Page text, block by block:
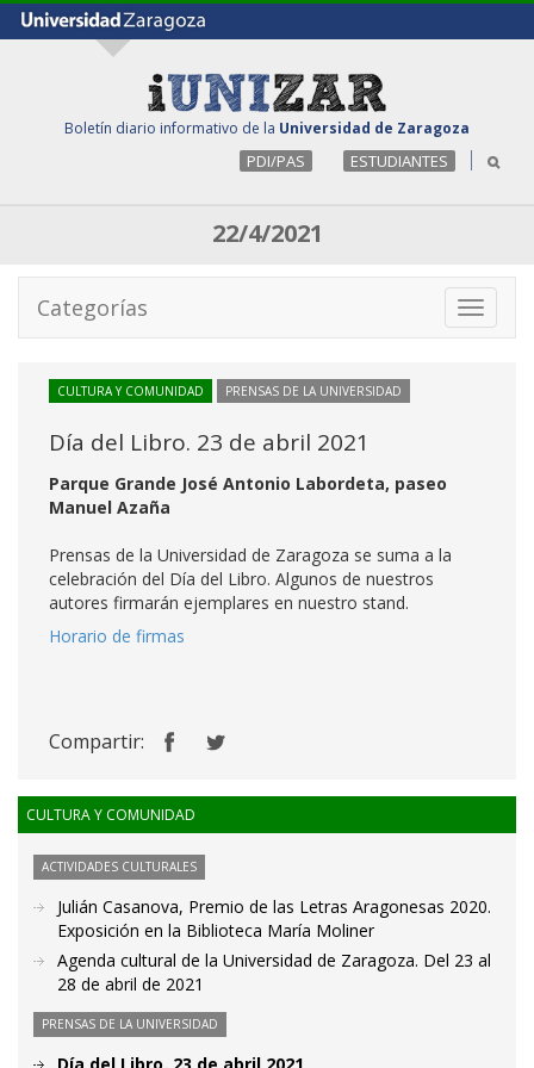
Boletín diario informativo de la Universidad de Zaragoza
PDI/PAS ESTUDIANTES
22/4/2021
Toggle
Categorías
CULTURA Y COMUNIDAD PRENSAS DE LA UNIVERSIDAD
Día del Libro. 23 de abril 2021
Parque Grande José Antonio Labordeta, paseo
Manuel Azaña
Prensas de la Universidad de Zaragoza se suma a la
celebración del Día del Libro. Algunos de nuestros
autores firmarán ejemplares en nuestro stand.
Horario de firmas
Compartir:
CULTURA Y COMUNIDAD
ACTIVIDADES CULTURALES
Julián Casanova, Premio de las Letras Aragonesas 2020.
Exposición en la Biblioteca María Moliner
Agenda cultural de la Universidad de Zaragoza. Del 23 al
28 de abril de 2021
PRENSAS DE LA UNIVERSIDAD